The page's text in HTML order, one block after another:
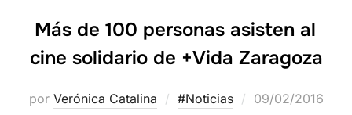
Más de 100 personas asisten al
cine solidario de +Vida Zaragoza
por Verónica Catalina #Noticias
09/02/2016